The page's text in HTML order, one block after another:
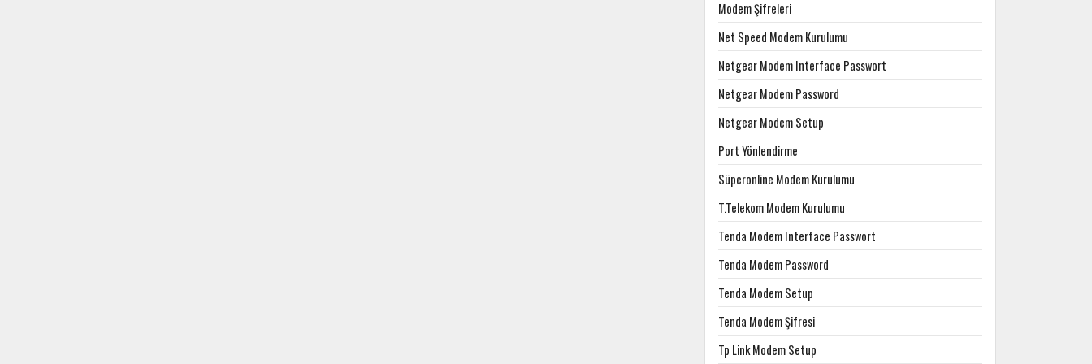
Modem Şifreleri
Net Speed Modem Kurulumu
Netgear Modem Interface Passwort
Netgear Modem Password
Netgear Modem Setup
Port Yönlendirme
Süperonline Modem Kurulumu
T.Telekom Modem Kurulumu
Tenda Modem Interface Passwort
Tenda Modem Password
Tenda Modem Setup
Tenda Modem Şifresi
Tp Link Modem Setup